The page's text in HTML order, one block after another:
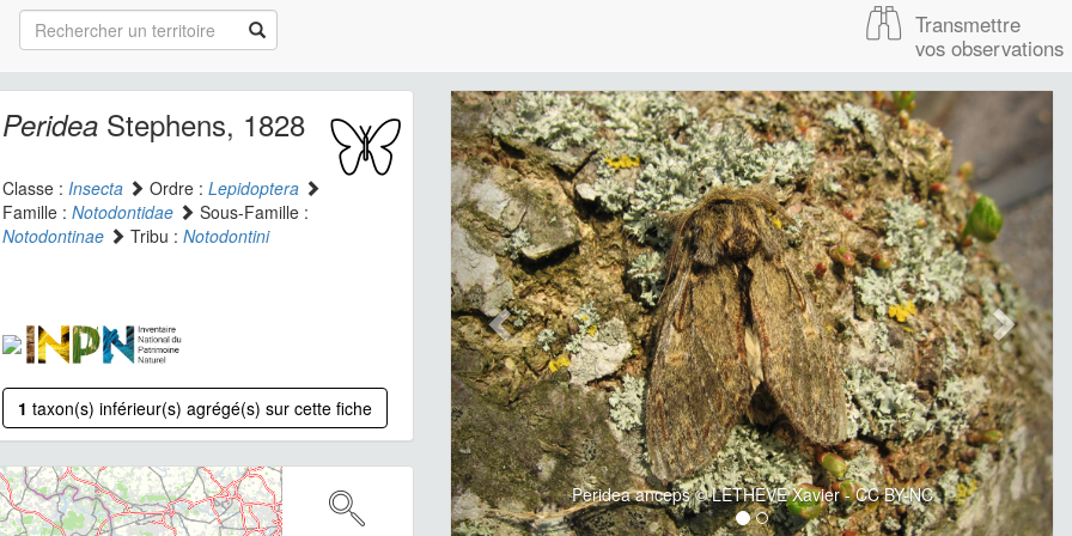
Transmettre
vos observations
PerideaStephens, 1828
Classe : Insecta Ordre : Lepidoptera
Famille : Notodontidae
Sous-Famille :
Notodontinae
Tribu : Notodontini
1 taxon(s) inférieur(s) agrégé(s) sur cette fiche
Peridea anceps © LETHEVE Xavier - CC BY-NC